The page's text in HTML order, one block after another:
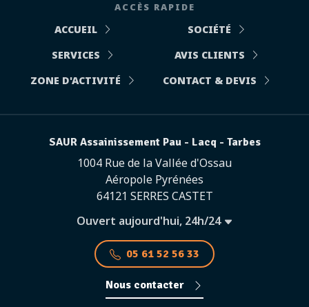
ACCÈS RAPIDE
ACCUEIL
SOCIÉTÉ
SERVICES
AVIS CLIENTS
ZONE D'ACTIVITÉ
CONTACT & DEVIS
SAUR Assainissement Pau - Lacq - Tarbes
1004 Rue de la Vallée d'Ossau
Aéropole Pyrénées
64121 SERRES CASTET
Ouvert aujourd'hui, 24h/24
05 61 52 56 33
Nous contacter